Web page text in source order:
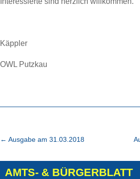
Käppler
OWL Putzkau
← Ausgabe am 31.03.2018
AMTS- & BÜRGERBLATT